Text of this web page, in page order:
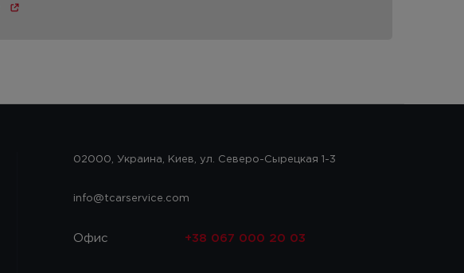
02000, Украина, Киев, ул. Северо-Сырецкая 1-3
info@tcarservice.com
Офис +38 067 000 20 03